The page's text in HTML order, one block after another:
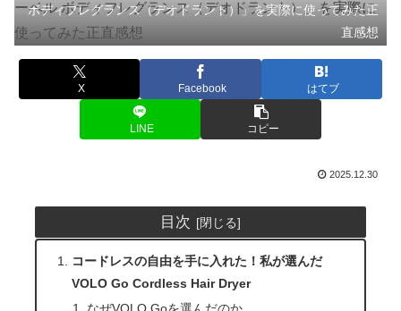
ボディフレグランス（デオドラント）」を実際に使ってみた正
直感想
X Facebook はてブ
LINE コピー
2025.12.30
目次
コードレスの自由を手に入れた！私が選んだ
VOLO Go Cordless Hair Dryer